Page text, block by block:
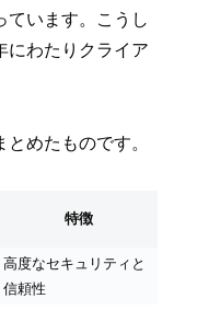
ています。こうし
にわたりクライア
めたものです。
特徴
高度なセキュリティと
信頼性